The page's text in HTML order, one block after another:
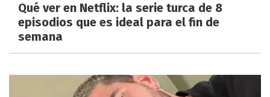
Qué ver en Netflix: la serie turca de 8
episodios que es ideal para el fin de
semana